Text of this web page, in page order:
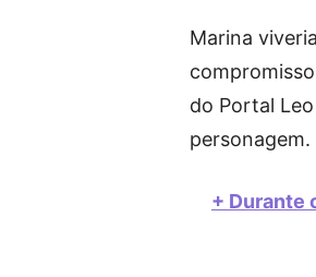
Marina
do Portal
personagem.
+ Durante